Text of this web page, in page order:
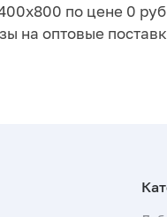
по цене 0
на оптовые